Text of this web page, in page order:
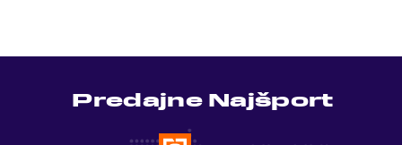
Predajne Najšport